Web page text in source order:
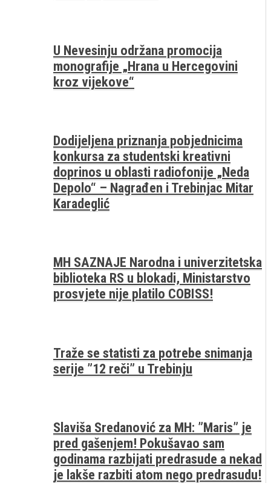
U Nevesinju održana promocija
monografije „Hrana u Hercegovini
kroz vijekove“
Dodijeljena priznanja pobjednicima
konkursa za studentski kreativni
doprinos u oblasti radiofonije „Neda
Depolo“ – Nagrađen i Trebinjac Mitar
Karadeglić
MH SAZNAJE Narodna i univerzitetska
biblioteka RS u blokadi, Ministarstvo
prosvjete nije platilo COBISS!
Traže se statisti za potrebe snimanja
serije ”12 reči” u Trebinju
Slaviša Sredanović za MH: ”Maris” je
pred gašenjem! Pokušavao sam
godinama razbijati predrasude a nekad
je lakše razbiti atom nego predrasudu!